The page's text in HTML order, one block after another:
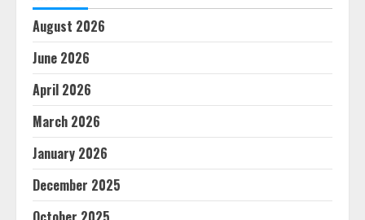
August 2026
June 2026
April 2026
March 2026
January 2026
December 2025